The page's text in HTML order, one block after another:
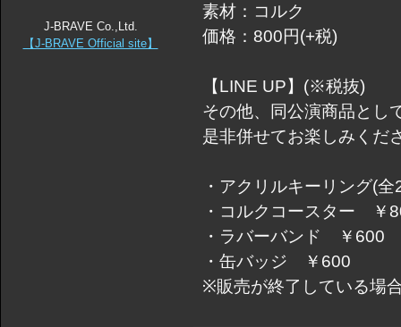
素材：コルク
価格：800円(+税)
【LINE UP】(※税抜)
その他、同公演商品とし
是非併せてお楽しみくだ
・アクリルキーリング(
・コルクコースター ￥
・ラバーバンド ￥600
・缶バッジ ￥600
※販売が終了している場
J-BRAVE Co.,Ltd.
【J-BRAVE Official site】